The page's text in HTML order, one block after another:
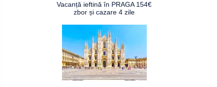
Vacanță ieftină în PRAGA 154€
zbor și cazare 4 zile